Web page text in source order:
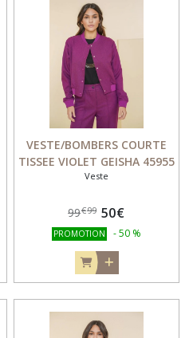
VESTE/BOMBERS COURTE
TISSEE VIOLET GEISHA 45955
Veste
99€99 50€
PROMOTION -50 %